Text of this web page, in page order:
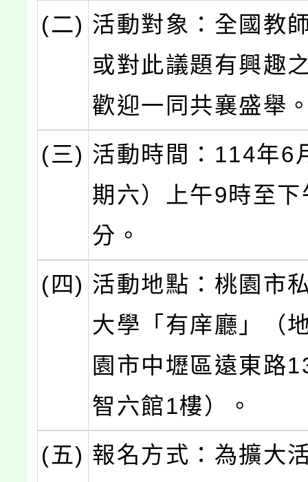
(二) 活動對象：全國教
或對此議題有興趣
歡迎一同共襄盛舉
(三) 活動時間：114年6
期六）上午9時至
分。
(四) 活動地點：桃園市
大學「有庠廳」（
園市中壢區遠東路
智六館1樓）。
(五) 報名方式：為擴大